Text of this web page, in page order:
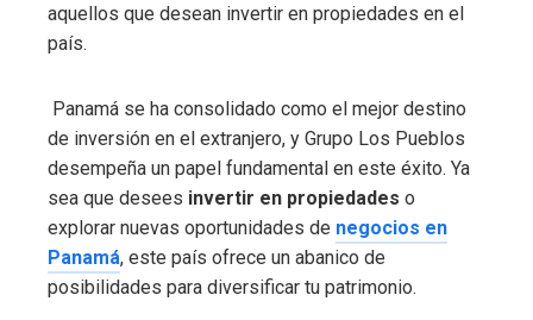
aquellos que desean invertir en propiedades en el
país.
Panamá se ha consolidado como el mejor destino
de inversión en el extranjero, y Grupo Los Pueblos
desempeña un papel fundamental en este éxito. Ya
sea que desees invertir en propiedades o
explorar nuevas oportunidades de negocios en
Panamá, este país ofrece un abanico de
posibilidades para diversificar tu patrimonio.